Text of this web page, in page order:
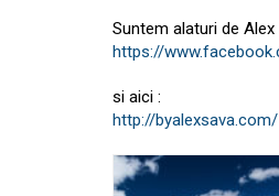
Suntem alaturi de Alex
https://
si aici :
http://byalexsava.com/